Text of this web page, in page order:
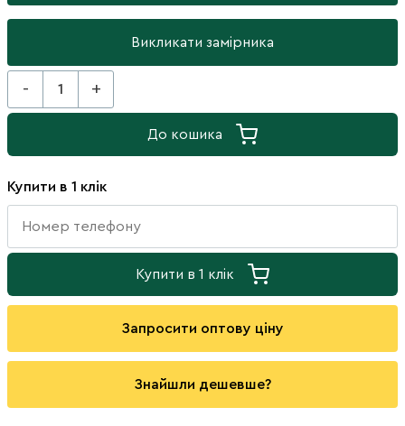
Викликати замірника
- +
До кошика
Купити в 1 клік
Купити в 1 клік
Запросити оптову ціну
Знайшли дешевше?